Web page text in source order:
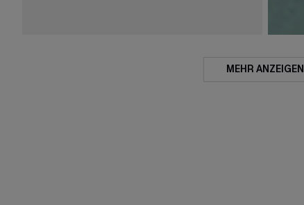
MEHR ANZEIGEN